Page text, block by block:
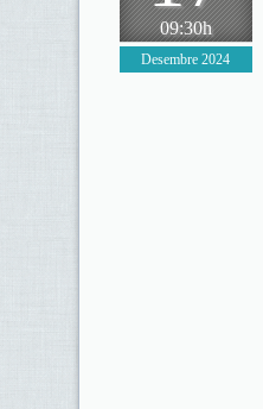
09:30h
Desembre 2024